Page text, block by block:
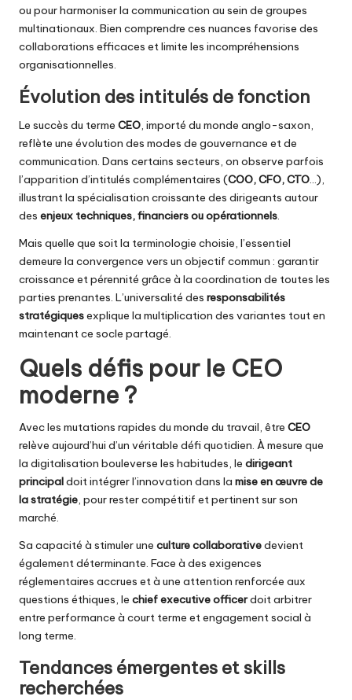
ou pour harmoniser la communication au sein de groupes
multinationaux. Bien comprendre ces nuances favorise des
collaborations efficaces et limite les incompréhensions
organisationnelles.
Évolution des intitulés de fonction
Le succès du terme CEO, importé du monde anglo-saxon,
reflète une évolution des modes de gouvernance et de
communication. Dans certains secteurs, on observe parfois
l’apparition d’intitulés complémentaires (COO, CFO, CTO…),
illustrant la spécialisation croissante des dirigeants autour
des enjeux techniques, financiers ou opérationnels.
Mais quelle que soit la terminologie choisie, l’essentiel
demeure la convergence vers un objectif commun : garantir
croissance et pérennité grâce à la coordination de toutes les
parties prenantes. L’universalité des responsabilités
stratégiquesexplique la multiplication des variantes tout en
maintenant ce socle partagé.
Quels défis pour le CEO
moderne ?
Avec les mutations rapides du monde du travail, être CEO
relève aujourd’hui d’un véritable défi quotidien. À mesure que
la digitalisation bouleverse les habitudes, le dirigeant
principaldoit intégrer l’innovation dans la mise en œuvre de
la stratégie, pour rester compétitif et pertinent sur son
marché.
Sa capacité à stimuler une culture collaborativedevient
également déterminante. Face à des exigences
réglementaires accrues et à une attention renforcée aux
questions éthiques, le chief executive officerdoit arbitrer
entre performance à court terme et engagement social à
long terme.
Tendances émergentes et skills
recherchées